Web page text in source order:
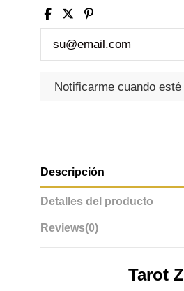
Descripción
Detalles del producto
Reviews(0)
Tarot Z